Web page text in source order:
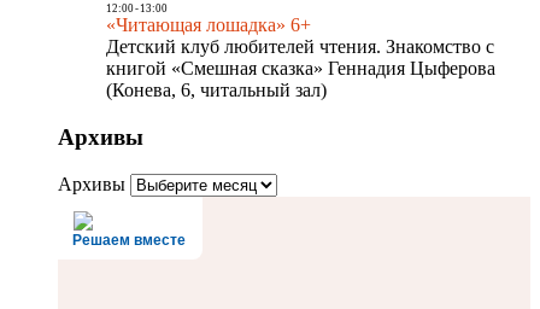
12:00- 13:00
«Читающая лошадка» 6+
Детский клуб любителей чтения. Знакомство с
книгой «Смешная сказка» Геннадия Цыферова
(Конева, 6, читальный зал)
Архивы
Архивы
Решаем вместе